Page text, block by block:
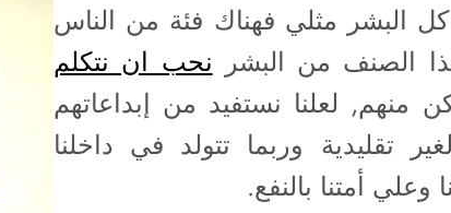
البشر مثلي فهناك فئة من الناس
الصنف من البشر نحب ان نتكلم
منهم, لعلنا نستفيد من إبداعاتهم
تقليدية وربما تتولد في داخلنا
وعلي أمتنا بالنفع.